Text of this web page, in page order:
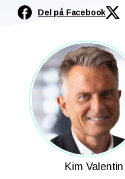
Del på Facebook
Kim Valentin